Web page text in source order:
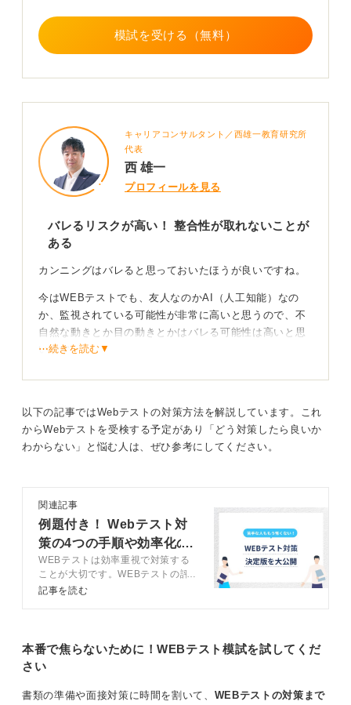
しても入社後に実力が伴わず苦労する可能性がありま
す。
数を伸ばせるものです。 自分の実力で入社し、そこで輝
が、SPIなどの種類を特定し公式問題集や対策本で繰り
返し練習するしかありません。
言語や非言語（数学・図形・推論）で苦手な分野を重点
ングしましょう。
もしWebテストが絶望的に苦手な場合は、Webテストを
課さない企業を探すという選択肢もあります。
0
模試を受ける（無料）
キャリアコンサルタント／西雄一教育研究所
代表
西 雄一
プロフィールを見る
バレるリスクが高い！ 整合性が取れないことが
ある
カンニングはバレると思っておいたほうが良いですね。
今はWEBテストでも、友人なのかAI（人工知能）なの
か、監視されている可能性が非常に高いと思うので、不
自然な動きとか目の動きとかはバレる可能性は高いと思
います。
たりします。
そういうリスクを踏むのであれば、やはり正直にやった
ほうが全然良いでしょう。バレると思ってカンニングペ
疑いを持たれないようきちんと過去問で対策しよう
バレるシチュエーションとしては、企業もさまざまなウ
ェブでデータを取っていると思います。
そのため、不自然な目の動きや不自然な挙動であった
もう一つはテストの結果を企業が見たときに、想定して
いるよりも平均よりも高いなどの場合です。
「普通こんなにも点数取れないのにな」というのがあっ
⋯続きを読む▼
以下の記事ではWebテストの対策方法を解説しています。これ
からWebテストを受検する予定があり「どう対策したら良いか
わからない」と悩む人は、ぜひ参考にしてください。
関連記事
例題付き！ Webテスト対
策の4つの手順や効率化の
秘訣を解説
WEBテストは効率重視で対策する
ことが大切です。WEBテストの評
価を最も重視するという企業はほと
策方法や、受験前の必須準備などに
ついてキャリアコンサルタントと解
説します。
記事を読む
本番で焦らないために！WEBテスト模試を試してくだ
さい
書類の準備や面接対策に時間を割いて、 WEBテストの対策まで